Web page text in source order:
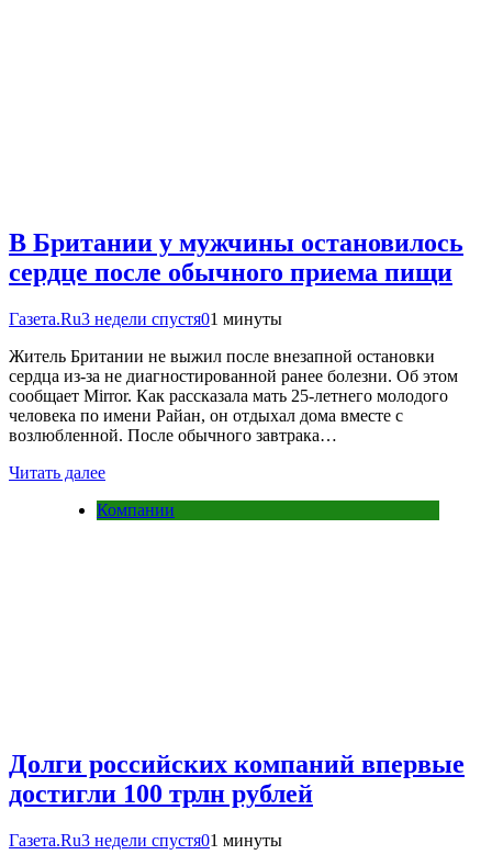
В Британии у мужчины остановилось
сердце после обычного приема пищи
Газета.Ru3 недели спустя01 минуты
Житель Британии не выжил после внезапной остановки
сердца из-за не диагностированной ранее болезни. Об этом
сообщает Mirror. Как рассказала мать 25-летнего молодого
человека по имени Райан, он отдыхал дома вместе с
возлюбленной. После обычного завтрака…
Читать далее
Компании
Долги российских компаний впервые
достигли 100 трлн рублей
Газета.Ru3 недели спустя01 минуты